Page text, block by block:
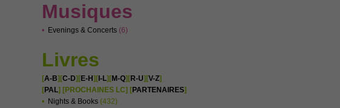
Musiques
• Evenings & Concerts (6)
Livres
[A-B][C-D][E-H ][ I-L][M-Q][R-U][V-Z]
[PAL] [PROCHAINES LC] [PARTENAIRES]
• Nights & Books (432)